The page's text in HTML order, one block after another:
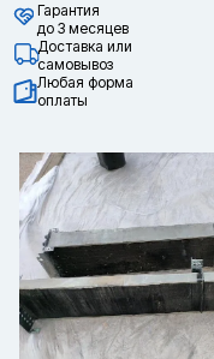
Гарантия
до 3 месяцев
Доставка или
самовывоз
Любая форма
оплаты